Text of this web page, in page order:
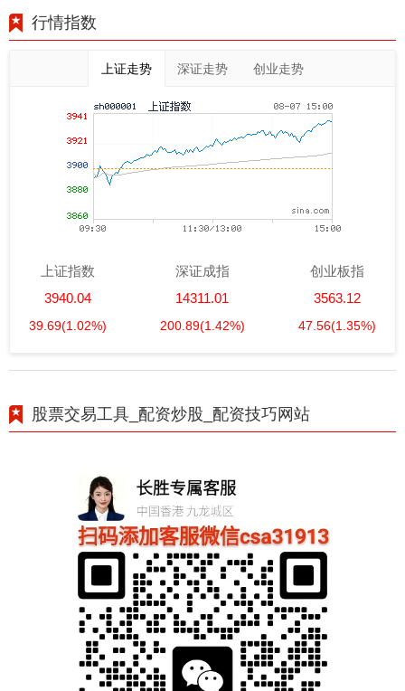
行情指数
上证走势 深证走势 创业走势
上证指数
3940.04
39.69(1.02%)
深证成指
14311.01
200.89(1.42%)
创业板指
3563.12
47.56(1.35%)
股票交易工具_配资炒股_配资技巧网站